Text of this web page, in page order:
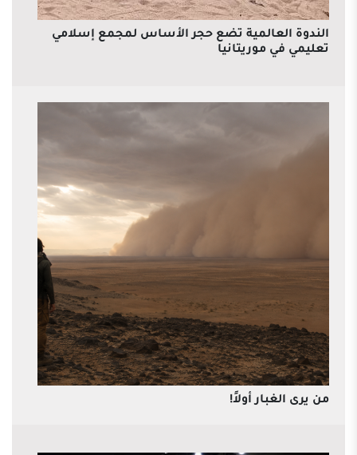
الندوة العالمية تضع حجر الأساس لمجمع إسلامي
تعليمي في موريتانيا
من يرى الغبار أولاً!